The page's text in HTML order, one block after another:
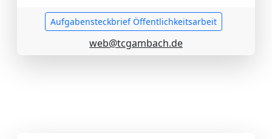
Aufgabensteckbrief Öffentlichkeitsarbeit
web@tcgambach.de